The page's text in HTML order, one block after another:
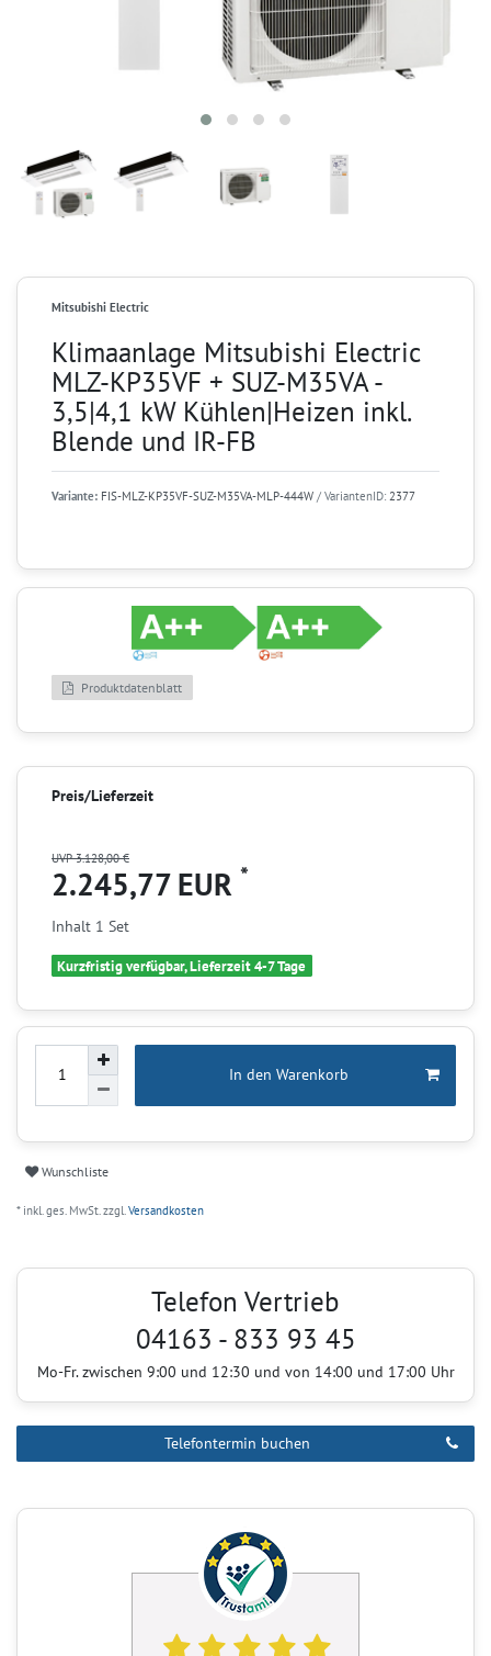
Mitsubishi Electric
Klimaanlage Mitsubishi Electric
MLZ-KP35VF + SUZ-M35VA -
3,5|4,1 kW Kühlen|Heizen inkl.
Blende und IR-FB
Variante: FIS-MLZ-KP35VF-SUZ-M35VA-MLP-444W / VariantenID: 2377
Produktdatenblatt
Preis/Lieferzeit
UVP 3.128,00 €
2.245,77 EUR *
Inhalt 1 Set
Kurzfristig verfügbar, Lieferzeit 4-7 Tage
In den Warenkorb
Wunschliste
* inkl. ges. MwSt. zzgl.Versandkosten
Telefon Vertrieb
04163 - 833 93 45
Mo-Fr. zwischen 9:00 und 12:30 und von 14:00 und 17:00 Uhr
Telefontermin buchen